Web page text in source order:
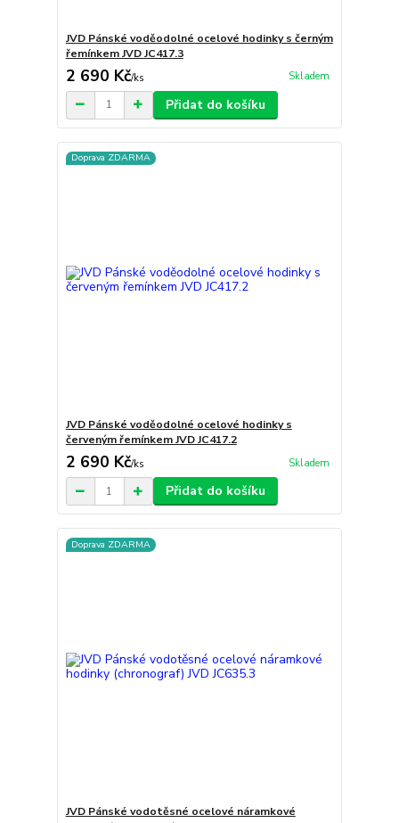
JVD Pánské voděodolné ocelové hodinky s černým
řemínkem JVD JC417.3
2 690 Kč/ks Skladem
Přidat do košíku
Doprava ZDARMA
JVD Pánské voděodolné ocelové hodinky s
červeným řemínkem JVD JC417.2
2 690 Kč/ks Skladem
Přidat do košíku
Doprava ZDARMA
JVD Pánské vodotěsné ocelové náramkové